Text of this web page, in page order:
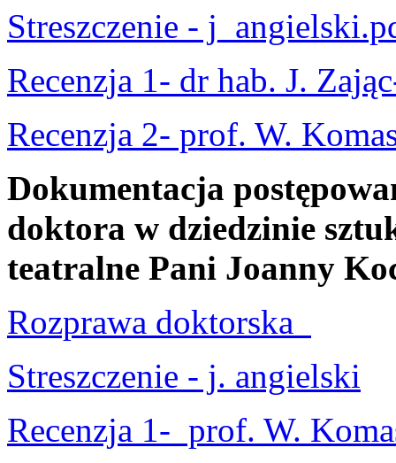
Streszczenie -
Recenzja 1- dr hab. J.
Recenzja 2- prof. W.
Dokumentacja
doktora w dziedzinie
teatralne Pani Joanny
Rozprawa doktorska
Streszczenie - j. angielski
Recenzja 1- prof. W.